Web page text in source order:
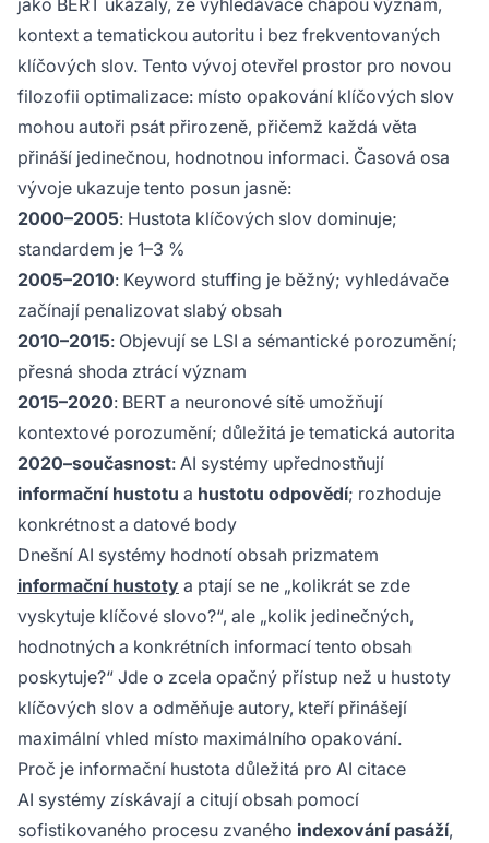
jako BERT ukázaly, že vyhledávače chápou význam,
kontext a tematickou autoritu i bez frekventovaných
klíčových slov. Tento vývoj otevřel prostor pro novou
filozofii optimalizace: místo opakování klíčových slov
mohou autoři psát přirozeně, přičemž každá věta
přináší jedinečnou, hodnotnou informaci. Časová osa
vývoje ukazuje tento posun jasně:
2000–2005: Hustota klíčových slov dominuje;
standardem je 1–3 %
2005–2010: Keyword stuffing je běžný; vyhledávače
začínají penalizovat slabý obsah
2010–2015: Objevují se LSI a sémantické porozumění;
přesná shoda ztrácí význam
2015–2020: BERT a neuronové sítě umožňují
kontextové porozumění; důležitá je tematická autorita
2020–současnost: AI systémy upřednostňují
informační hustotu a hustotu odpovědí; rozhoduje
konkrétnost a datové body
Dnešní AI systémy hodnotí obsah prizmatem
informační hustoty a ptají se ne „kolikrát se zde
vyskytuje klíčové slovo?“, ale „kolik jedinečných,
hodnotných a konkrétních informací tento obsah
poskytuje?“ Jde o zcela opačný přístup než u hustoty
klíčových slov a odměňuje autory, kteří přinášejí
maximální vhled místo maximálního opakování.
Proč je informační hustota důležitá pro AI citace
AI systémy získávají a citují obsah pomocí
sofistikovaného procesu zvaného indexování pasáží,